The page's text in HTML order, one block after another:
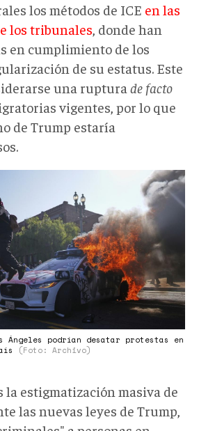
los métodos de ICE en las
los tribunales , donde han
en cumplimiento de los
de su estatus. Este
una ruptura de facto
vigentes, por lo que
de Trump estaría
Ángeles podrían desatar protestas en
(Foto: Archivo)
la estigmatización masiva de
las nuevas leyes de Trump,